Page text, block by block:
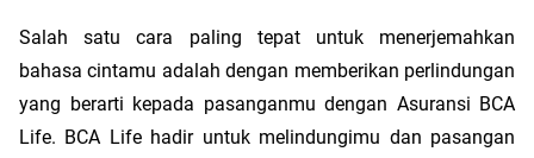
Salah satu cara paling tepat untuk menerjemahkan
bahasa cintamu adalah dengan memberikan perlindungan
yang berarti kepada pasanganmu dengan Asuransi BCA
Life. BCA Life hadir untuk melindungimu dan pasangan